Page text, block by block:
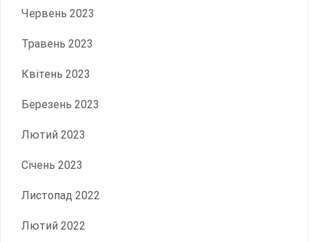
Червень 2023
Травень 2023
Квітень 2023
Березень 2023
Лютий 2023
Січень 2023
Листопад 2022
Лютий 2022